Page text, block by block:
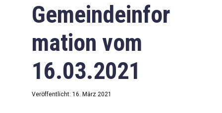
Gemeindeamt
Gemeinderat
Bildung
Vereine
Gemeindeinfor
mation vom
16.03.2021
Veröffentlicht: 16. März 2021